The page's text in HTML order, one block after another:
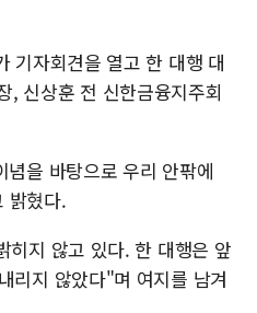
기자회견을 열고 한 대행 대
, 신상훈 전 신한금융지주회
을 바탕으로 우리 안팎에
밝혔다.
히지 않고 있다. 한 대행은 앞
리지 않았다"며 여지를 남겨